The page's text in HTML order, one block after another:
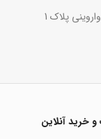
پلاک 1
و خرید آنلاین